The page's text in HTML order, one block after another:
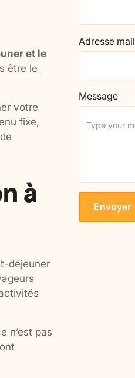
et le
être le
votre
fixe,
à
déjeuner
n’est pas
Adresse mail
Message